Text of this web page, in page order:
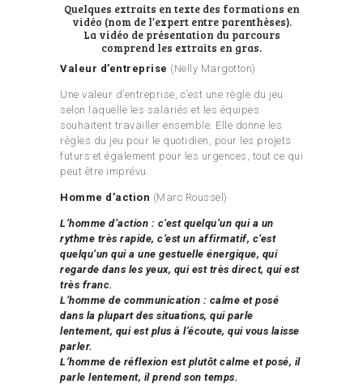
Quelques extraits en texte des formations en
vidéo (nom de l’expert entre parenthèses).
La vidéo de présentation du parcours
comprend les extraits en gras.
Valeur d’entreprise (Nelly Margotton)
Une valeur d’entreprise, c’est une règle du jeu
selon laquelle les salariés et les équipes
souhaitent travailler ensemble. Elle donne les
règles du jeu pour le quotidien, pour les projets
futurs et également pour les urgences, tout ce qui
peut être imprévu.
Homme d’action (Marc Roussel)
L’homme d’action : c’est quelqu’un qui a un
rythme très rapide, c’est un affirmatif, c’est
quelqu’un qui a une gestuelle énergique, qui
regarde dans les yeux, qui est très direct, qui est
très franc.
L’homme de communication : calme et posé
dans la plupart des situations, qui parle
lentement, qui est plus à l’écoute, qui vous laisse
parler.
L’homme de réflexion est plutôt calme et posé, il
parle lentement, il prend son temps.